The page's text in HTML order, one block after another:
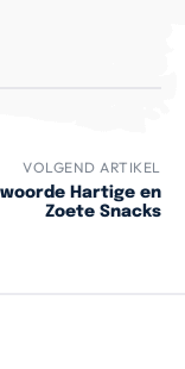
VOLGEND ARTIKEL
Hartige en
Zoete Snacks